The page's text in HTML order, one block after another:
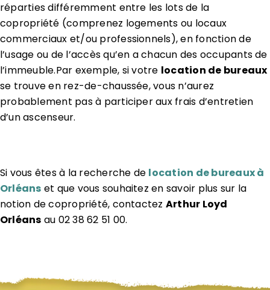
réparties différemment entre les lots de la
copropriété (comprenez logements ou locaux
commerciaux et/ou professionnels), en fonction de
l’usage ou de l’accès qu’en a chacun des occupants de
l’immeuble.Par exemple, si votre location de bureaux
se trouve en rez-de-chaussée, vous n’aurez
probablement pas à participer aux frais d’entretien
d’un ascenseur.
Si vous êtes à la recherche de location de bureaux à
Orléans et que vous souhaitez en savoir plus sur la
notion de copropriété, contactez Arthur Loyd
Orléans au 02 38 62 51 00.